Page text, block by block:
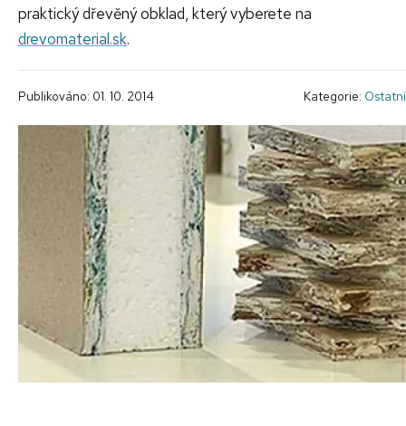
praktický dřevěný obklad, který vyberete na
drevomaterial.sk.
Publikováno: 01. 10. 2014 Kategorie: Ostatní